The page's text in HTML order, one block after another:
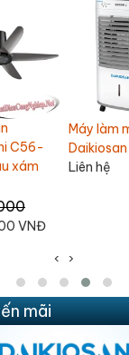
thảm
T01
VNĐ
Quạt bàn
Mitsubishi
‹ ›
mãi